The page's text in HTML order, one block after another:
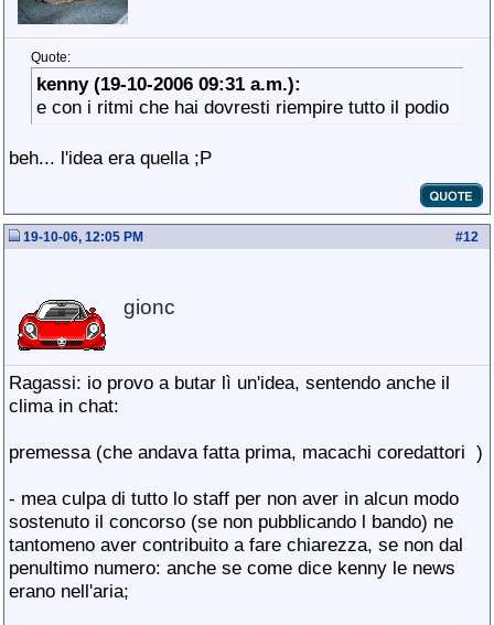
Quote:
kenny (19-10-2006 09:31 a.m.):
e con i ritmi che hai dovresti riempire tutto il podio
beh... l'idea era quella ;P
#12
19-10-06, 12:05 PM
gionc
Ragassi: io provo a butar lì un'idea, sentendo anche il
clima in chat:
premessa (che andava fatta prima, macachi coredattori )
- mea culpa di tutto lo staff per non aver in alcun modo
sostenuto il concorso (se non pubblicando l bando) ne
tantomeno aver contribuito a fare chiarezza, se non dal
penultimo numero: anche se come dice kenny le news
erano nell'aria;